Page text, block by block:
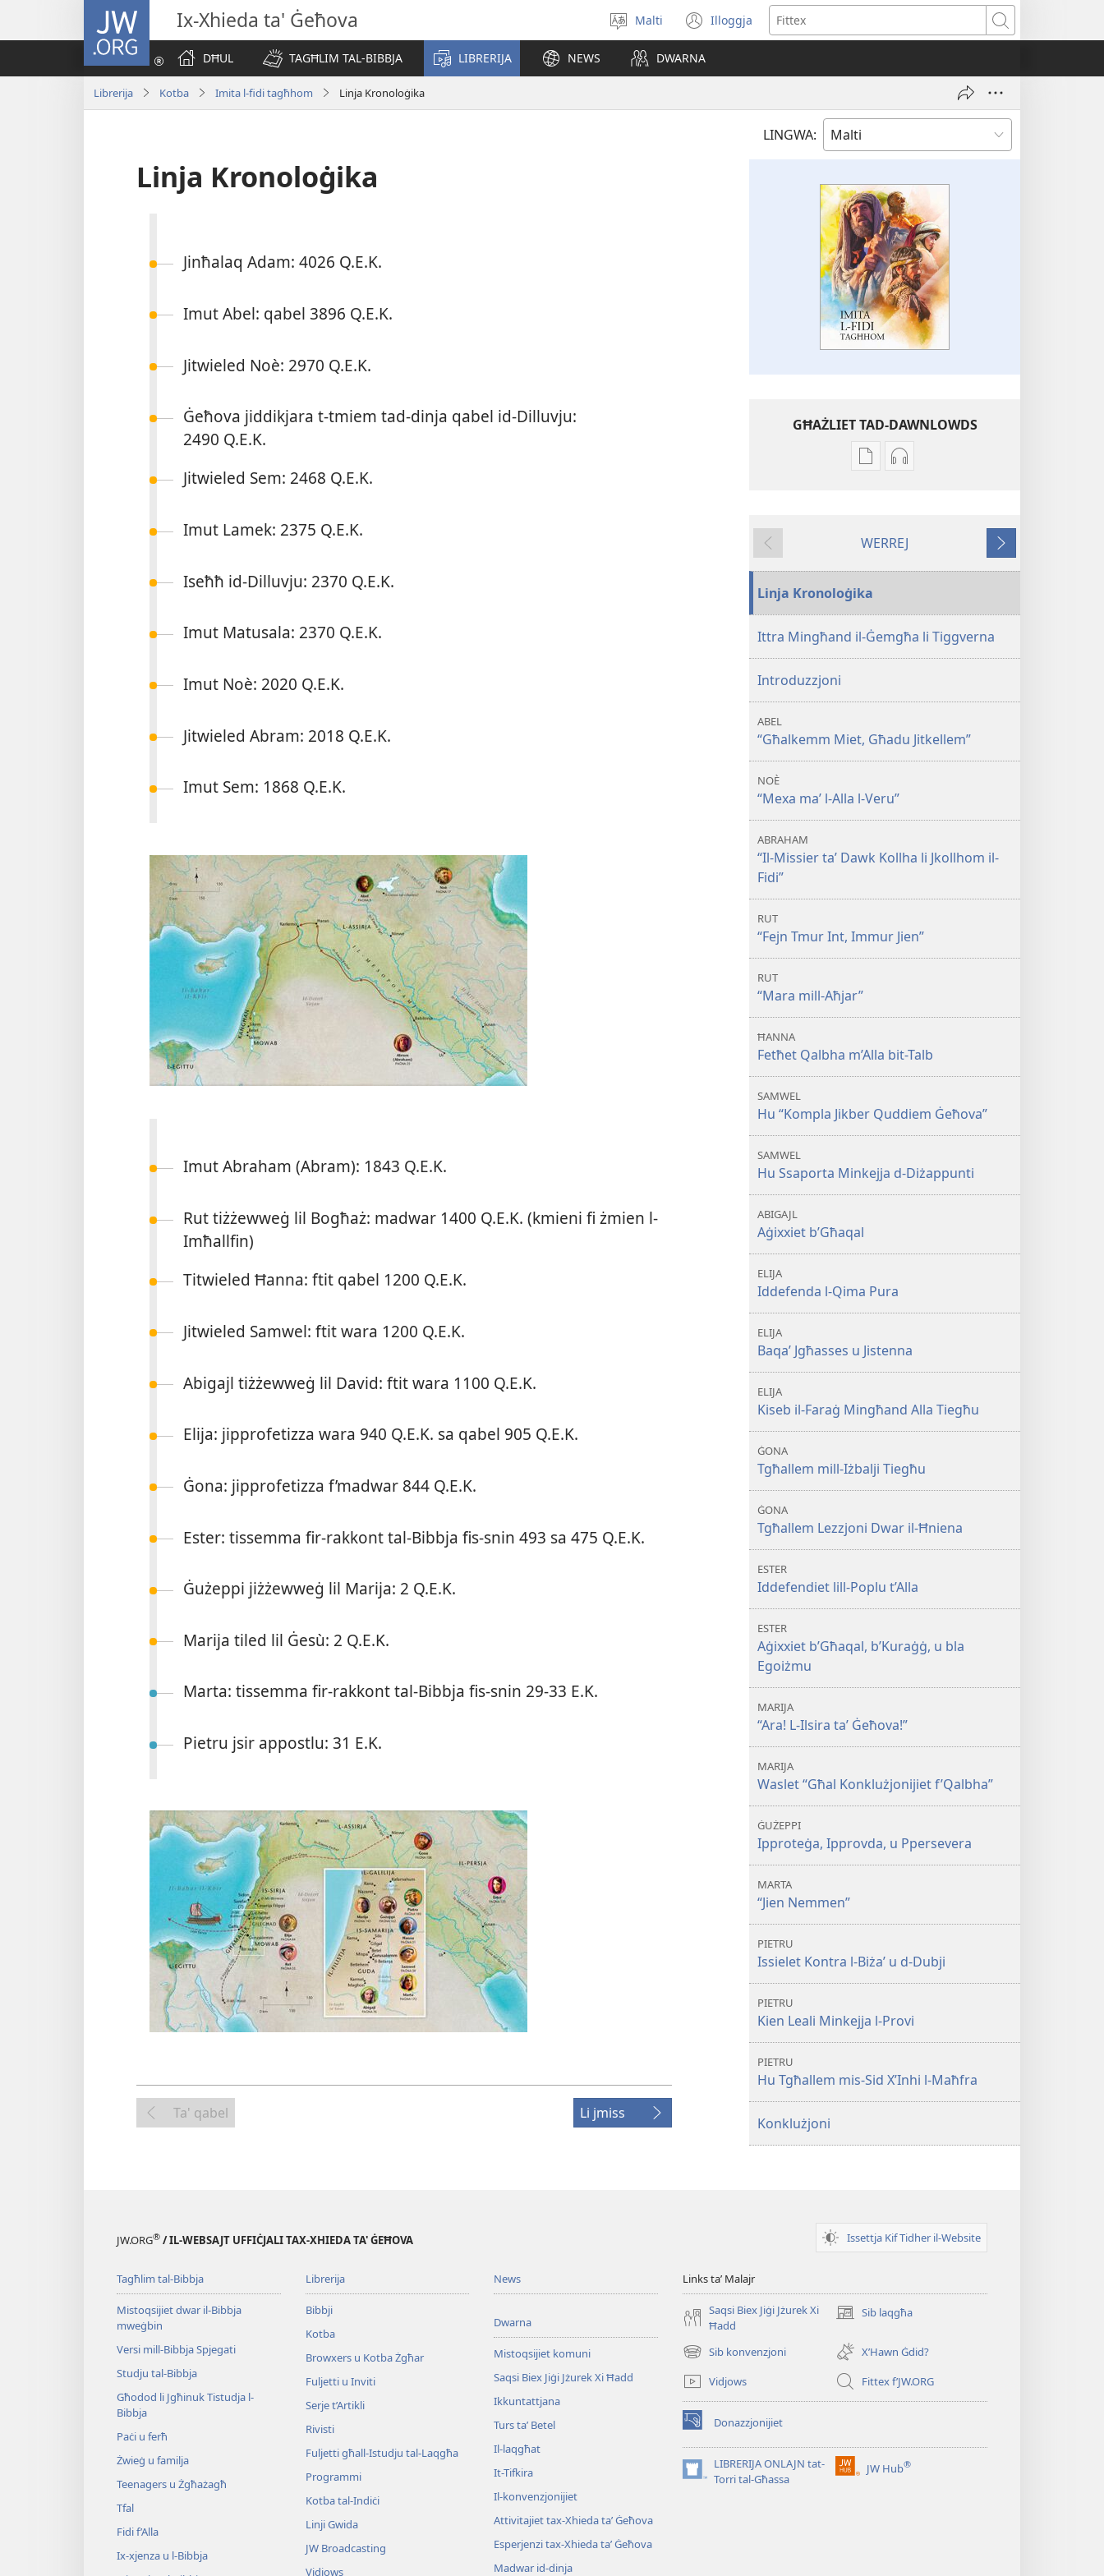
JW.ORG Ix-Xhieda ta' Ġeħova
Agħżel
il-
lingwa
Malti Illoggja
(opens
new
Fittex
DĦUL
TAGĦLIM TAL-BIBBJA LIBRERIJA NEWS DWARNA
Librerija Kotba Imita l-fidi tagħhom Linja Kronoloġika
LINGWA:
Linja Kronoloġika
Jinħalaq Adam: 4026 Q.E.K.
Imut Abel: qabel 3896 Q.E.K.
Jitwieled Noè: 2970 Q.E.K.
Ġeħova jiddikjara t-​tmiem tad-​dinja qabel id-​Dilluvju:
2490 Q.E.K.
Jitwieled Sem: 2468 Q.E.K.
Imut Lamek: 2375 Q.E.K.
Iseħħ id-​Dilluvju: 2370 Q.E.K.
Imut Matusala: 2370 Q.E.K.
Imut Noè: 2020 Q.E.K.
Jitwieled Abram: 2018 Q.E.K.
Imut Sem: 1868 Q.E.K.
Imut Abraham (Abram): 1843 Q.E.K.
Rut tiżżewweġ lil Bogħaż: madwar 1400 Q.E.K. (kmieni fi żmien l-​
Imħallfin)
Titwieled Ħanna: ftit qabel 1200 Q.E.K.
Jitwieled Samwel: ftit wara 1200 Q.E.K.
Abigajl tiżżewweġ lil David: ftit wara 1100 Q.E.K.
Elija: jipprofetizza wara 940 Q.E.K. sa qabel 905 Q.E.K.
Ġona: jipprofetizza f’madwar 844 Q.E.K.
Ester: tissemma fir-​rakkont tal-​Bibbja fis-​snin 493 sa 475 Q.E.K.
Ġużeppi jiżżewweġ lil Marija: 2 Q.E.K.
Marija tiled lil Ġesù: 2 Q.E.K.
Marta: tissemma fir-​rakkont tal-​Bibbja fis-​snin 29-​33 E.K.
Pietru jsir appostlu: 31 E.K.
Ta' qabel Li jmiss
GĦAŻLIET TAD-DAWNLOWDS
Għażliet
pubblikazzjonijiet
l-
tagħhom
Għażliet
rikordings
fidi
tagħhom
Ta'
qabel
WERREJ
Li
jmiss
Linja Kronoloġika
Ittra Mingħand il-Ġemgħa li Tiggverna
Introduzzjoni
ABEL
“Għalkemm Miet, Għadu Jitkellem”
NOÈ
“Mexa ma’ l-Alla l-Veru”
ABRAHAM
“Il-Missier ta’ Dawk Kollha li Jkollhom il-
Fidi”
RUT
“Fejn Tmur Int, Immur Jien”
RUT
“Mara mill-Aħjar”
ĦANNA
Fetħet Qalbha m’Alla bit-Talb
SAMWEL
Hu “Kompla Jikber Quddiem Ġeħova”
SAMWEL
Hu Ssaporta Minkejja d-Diżappunti
ABIGAJL
Aġixxiet b’Għaqal
ELIJA
Iddefenda l-Qima Pura
ELIJA
Baqa’ Jgħasses u Jistenna
ELIJA
Kiseb il-Faraġ Mingħand Alla Tiegħu
ĠONA
Tgħallem mill-Iżbalji Tiegħu
ĠONA
Tgħallem Lezzjoni Dwar il-Ħniena
ESTER
Iddefendiet lill-Poplu t’Alla
ESTER
Aġixxiet b’Għaqal, b’Kuraġġ, u bla
Egoiżmu
MARIJA
“Ara! L-Ilsira ta’ Ġeħova!”
MARIJA
Waslet “Għal Konklużjonijiet f’Qalbha”
ĠUŻEPPI
Ipproteġa, Ipprovda, u Ppersevera
MARTA
“Jien Nemmen”
PIETRU
Issielet Kontra l-Biża’ u d-Dubji
PIETRU
Kien Leali Minkejja l-Provi
PIETRU
Hu Tgħallem mis-Sid X’Inhi l-Maħfra
Konklużjoni
JW.ORG® / IL-WEBSAJT UFFIĊJALI TAX-XHIEDA TA' ĠEĦOVA Issettja Kif Tidher il-Website
Tagħlim tal-Bibbja
Mistoqsijiet dwar il-Bibbja
mweġbin
Versi mill-Bibbja Spjegati
Studju tal-Bibbja
Għodod li Jgħinuk Tistudja l-
Bibbja
Paċi u ferħ
Żwieġ u familja
Teenagers u Żgħażagħ
Tfal
Fidi f’Alla
Ix-​xjenza u l-​Bibbja
Librerija
Bibbji
Kotba
Browxers u Kotba Żgħar
Fuljetti u Inviti
Serje t’Artikli
Rivisti
Fuljetti għall-Istudju tal-Laqgħa
Programmi
Kotba tal-Indiċi
Linji Gwida
JW Broadcasting
Vidjows
News
Dwarna
Mistoqsijiet komuni
Saqsi Biex Jiġi Jżurek Xi Ħadd
Ikkuntattjana
Turs taʼ Betel
Il-laqgħat
It-Tifkira
Il-konvenzjonijiet
Attivitajiet tax-Xhieda taʼ Ġeħova
Esperjenzi tax-Xhieda taʼ Ġeħova
Madwar id-dinja
Links taʼ Malajr
Saqsi Biex Jiġi Jżurek Xi
Ħadd
Sib laqgħa
(opens
window)
Sib konvenzjoni
(opens
new
window)
X’Hawn Ġdid?
Vidjows
Fittex f’JW.ORG
Donazzjonijiet
(opens
new
window)LIBRERIJA ONLAJN tat-
Torri tal-Għassa
(opens
JW Hub®
(opens